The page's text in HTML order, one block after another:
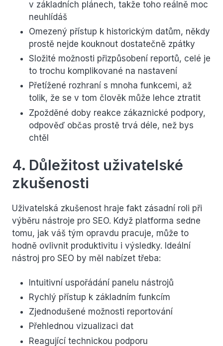
v základních plánech, takže toho reálně moc
neuhlídáš
Omezený přístup k historickým datům, někdy
prostě nejde kouknout dostatečně zpátky
Složité možnosti přizpůsobení reportů, celé je
to trochu komplikované na nastavení
Přetížené rozhraní s mnoha funkcemi, až
tolik, že se v tom člověk může lehce ztratit
Zpožděné doby reakce zákaznické podpory,
odpověď občas prostě trvá déle, než bys
chtěl
4. Důležitost uživatelské
zkušenosti
Uživatelská zkušenost hraje fakt zásadní roli při
výběru nástroje pro SEO. Když platforma sedne
tomu, jak váš tým opravdu pracuje, může to
hodně ovlivnit produktivitu i výsledky. Ideální
nástroj pro SEO by měl nabízet třeba:
Intuitivní uspořádání panelu nástrojů
Rychlý přístup k základním funkcím
Zjednodušené možnosti reportování
Přehlednou vizualizaci dat
Reagující technickou podporu